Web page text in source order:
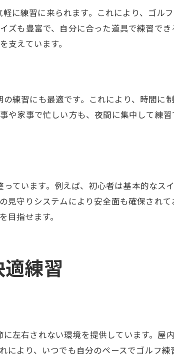
に練習に来られます。これにより、ゴル
も豊富で、自分に合った道具で練習で
えています。
練習にも最適です。これにより、時間に
や家事で忙しい方も、夜間に集中して練
ています。例えば、初心者は基本的なス
守りシステムにより安全面も確保され
指せます。
練習
左右されない環境を提供しています。屋
より、いつでも自分のペースでゴルフ